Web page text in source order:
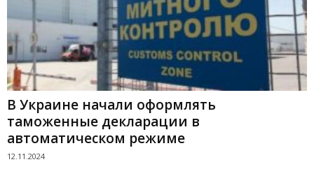
В Украине начали оформлять
таможенные декларации в
автоматическом режиме
12.11.2024